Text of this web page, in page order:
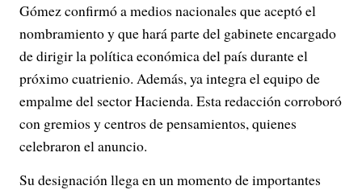
Gómez confirmó a medios nacionales que aceptó el
nombramiento y que hará parte del gabinete encargado
de dirigir la política económica del país durante el
próximo cuatrienio. Además, ya integra el equipo de
empalme del sector Hacienda. Esta redacción corroboró
con gremios y centros de pensamientos, quienes
celebraron el anuncio.
Su designación llega en un momento de importantes